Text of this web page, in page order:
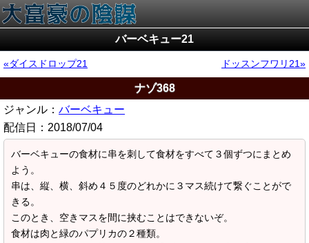
バーベキュー21
ダイスドロップ21 ドッスンフワリ21
ナゾ368
ジャンル： バーベキュー
配信日： 2018/07/04
バーベキューの食材に串を刺して食材をすべて３個ずつにまとめ
よう。
串は、縦、横、斜め４５度のどれかに３マス続けて繋ぐことがで
きる。
このとき、空きマスを間に挟むことはできないぞ。
食材は肉と緑のパプリカの２種類。